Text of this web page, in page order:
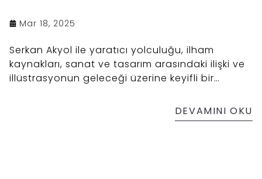
Mar 18, 2025
Serkan Akyol ile yaratıcı yolculuğu, ilham
kaynakları, sanat ve tasarım arasındaki ilişki ve
illüstrasyonun geleceği üzerine keyifli bir
çıkarak sanatın dönüşümüne dair içgörüler
DEVAMINI OKU